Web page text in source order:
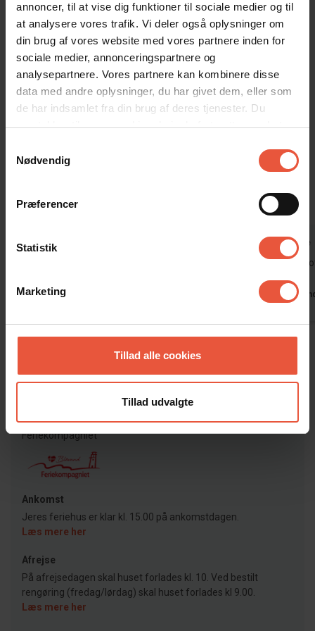
annoncer, til at vise dig funktioner til sociale medier og til
at analysere vores trafik. Vi deler også oplysninger om
din brug af vores website med vores partnere inden for
sociale medier, annonceringspartnere og
analysepartnere. Vores partnere kan kombinere disse
data med andre oplysninger, du har givet dem, eller som
de har indsamlet fra din brug af deres tjenester. Du
samtykker til vores cookies, hvis du fortsætter med at
Nødvendig
Præferencer
Statistik
Marketing
Tillad alle cookies
Tillad udvalgte
byens faciliteter og 1000 meter fra havet – ideelt til dem, der
ønsker en kombination af fredelige omgivelser og kort afstand til
både byliv og naturoplevelser. Samtidig er der nem adgang til
spændende traveture og andre lokale attraktioner.
Huset har lave energiomkostninger, da det er højisoleret i 2010.
Sommerhuset er røgfit, og ungdomsgrupper er ikke tilladt.
4,7 • 5 Bedømmelser
4,6
4,8
Gæst fra Tyskland
Dirk Kunze
Et meget
Feriekompagniet
Ankomst
Jeres feriehus er klar kl. 15.00 på ankomstdagen.
Læs mere her
Afrejse
På afrejsedagen skal huset forlades kl. 10. Ved bestilt
rengøring (fredag/lørdag) skal huset forlades kl 9.00.
Læs mere her